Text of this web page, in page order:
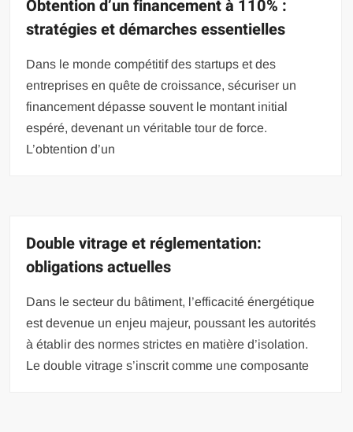
Obtention d’un financement à 110% :
stratégies et démarches essentielles
Dans le monde compétitif des startups et des
entreprises en quête de croissance, sécuriser un
financement dépasse souvent le montant initial
espéré, devenant un véritable tour de force.
L’obtention d’un
Double vitrage et réglementation:
obligations actuelles
Dans le secteur du bâtiment, l’efficacité énergétique
est devenue un enjeu majeur, poussant les autorités
à établir des normes strictes en matière d’isolation.
Le double vitrage s’inscrit comme une composante